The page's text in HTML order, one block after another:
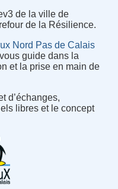
de la ville de
de la Résilience.
Nord Pas de Calais
guide dans la
et la prise en main de
d’échanges,
libres et le concept